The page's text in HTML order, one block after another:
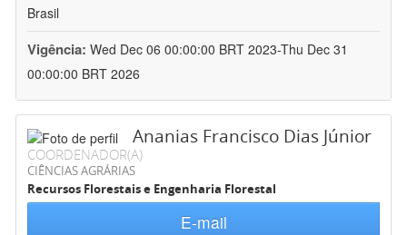
Brasil
Vigência: Wed Dec 06 00:00:00 BRT 2023-Thu Dec 31
00:00:00 BRT 2026
Ananias Francisco Dias Júnior
COORDENADOR(A)
CIÊNCIAS AGRÁRIAS
Recursos Florestais e Engenharia Florestal
E-mail